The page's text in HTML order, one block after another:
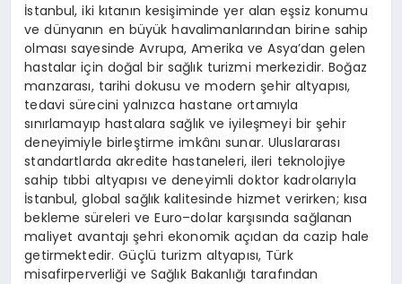
İstanbul, iki kıtanın kesişiminde yer alan eşsiz konumu
ve dünyanın en büyük havalimanlarından birine sahip
olması sayesinde Avrupa, Amerika ve Asya’dan gelen
hastalar için doğal bir sağlık turizmi merkezidir. Boğaz
manzarası, tarihi dokusu ve modern şehir altyapısı,
tedavi sürecini yalnızca hastane ortamıyla
sınırlamayıp hastalara sağlık ve iyileşmeyi bir şehir
deneyimiyle birleştirme imkânı sunar. Uluslararası
standartlarda akredite hastaneleri, ileri teknolojiye
sahip tıbbi altyapısı ve deneyimli doktor kadrolarıyla
İstanbul, global sağlık kalitesinde hizmet verirken; kısa
bekleme süreleri ve Euro–dolar karşısında sağlanan
maliyet avantajı şehri ekonomik açıdan da cazip hale
getirmektedir. Güçlü turizm altyapısı, Türk
misafirperverliği ve Sağlık Bakanlığı tarafından